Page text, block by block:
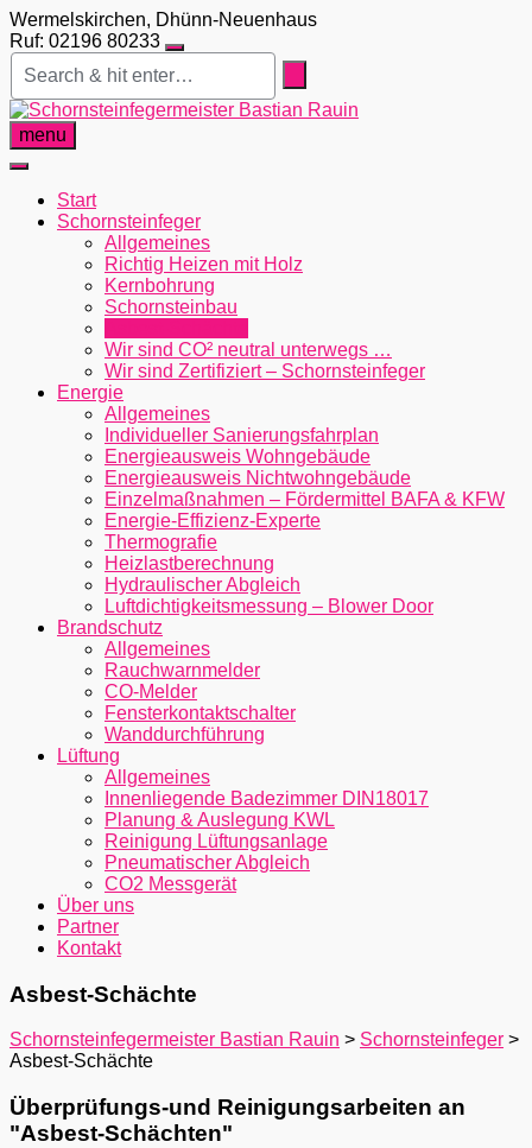
Skip
to
content
Wermelskirchen, Dhünn-Neuenhaus
Ruf: 02196 80233
menu
Start
Schornsteinfeger
Allgemeines
Richtig Heizen mit Holz
Kernbohrung
Schornsteinbau
Wir sind CO² neutral unterwegs …
Wir sind Zertifiziert – Schornsteinfeger
Energie
Allgemeines
Individueller Sanierungsfahrplan
Energieausweis Wohngebäude
Energieausweis Nichtwohngebäude
Einzelmaßnahmen – Fördermittel BAFA & KFW
Energie-Effizienz-Experte
Thermografie
Heizlastberechnung
Hydraulischer Abgleich
Luftdichtigkeitsmessung – Blower Door
Brandschutz
Allgemeines
Rauchwarnmelder
CO-Melder
Fensterkontaktschalter
Wanddurchführung
Lüftung
Allgemeines
Innenliegende Badezimmer DIN18017
Planung & Auslegung KWL
Reinigung Lüftungsanlage
Pneumatischer Abgleich
CO2 Messgerät
Über uns
Partner
Kontakt
Asbest-Schächte
Schornsteinfegermeister Bastian Rauin > Schornsteinfeger >
Asbest-Schächte
Überprüfungs-und Reinigungsarbeiten an
"Asbest-Schächten"